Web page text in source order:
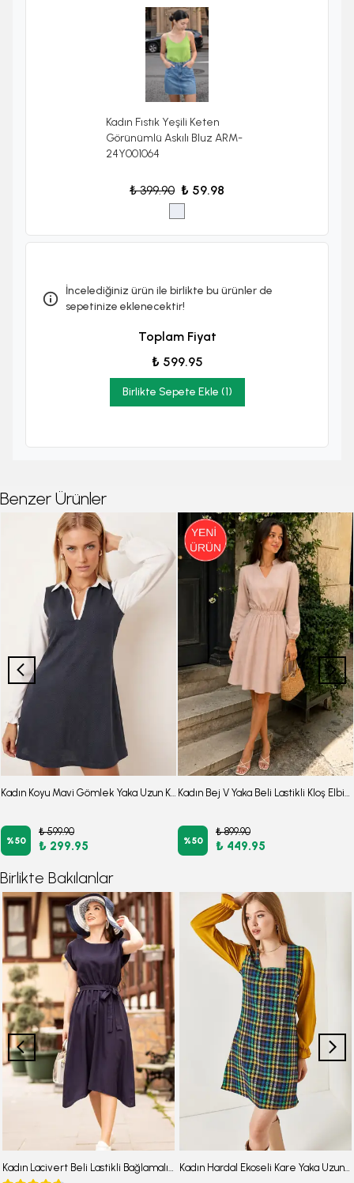
Kadın Fıstık Yeşili Keten
Görünümlü Askılı Bluz ARM-
24Y001064
₺ 399.90 ₺ 59.98
İncelediğiniz ürün ile birlikte bu ürünler de
sepetinize eklenecektir!
Toplam Fiyat
₺ 599.95
Birlikte Sepete Ekle (1)
Benzer Ürünler
%50
₺ 599.90
₺ 299.95 %50
₺ 899.90
₺ 449.95
Birlikte Bakılanlar